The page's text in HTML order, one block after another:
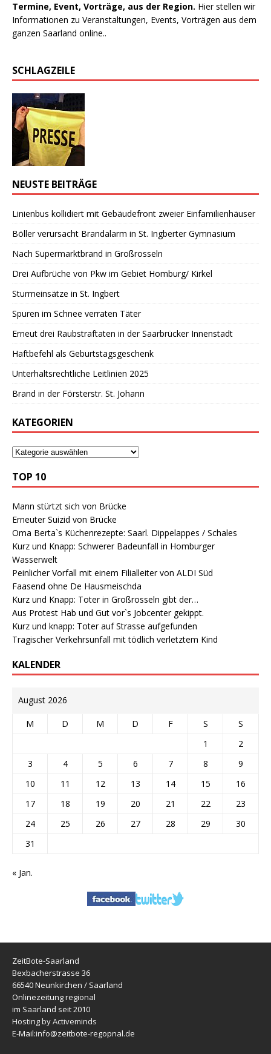
Termine, Event, Vorträge, aus der Region. Hier stellen wir
Informationen zu Veranstaltungen, Events, Vorträgen aus dem
ganzen Saarland online..
SCHLAGZEILE
NEUSTE BEITRÄGE
Linienbus kollidiert mit Gebäudefront zweier Einfamilienhäuser
Böller verursacht Brandalarm in St. Ingberter Gymnasium
Nach Supermarktbrand in Großrosseln
Drei Aufbrüche von Pkw im Gebiet Homburg/ Kirkel
Sturmeinsätze in St. Ingbert
Spuren im Schnee verraten Täter
Erneut drei Raubstraftaten in der Saarbrücker Innenstadt
Haftbefehl als Geburtstagsgeschenk
Unterhaltsrechtliche Leitlinien 2025
Brand in der Försterstr. St. Johann
KATEGORIEN
TOP 10
Mann stürtzt sich von Brücke
Erneuter Suizid von Brücke
Oma Berta`s Küchenrezepte: Saarl. Dippelappes / Schales
Kurz und Knapp: Schwerer Badeunfall in Homburger
Wasserwelt
Peinlicher Vorfall mit einem Filialleiter von ALDI Süd
Faasend ohne De Hausmeischda
Kurz und Knapp: Toter in Großrosseln gibt der…
Aus Protest Hab und Gut vor`s Jobcenter gekippt.
Kurz und knapp: Toter auf Strasse aufgefunden
Tragischer Verkehrsunfall mit tödlich verletztem Kind
KALENDER
August 2026
M D M D F S
S
1
2
3
4 5 6 7 8
9
10
11 12 13 14 15
16
17
18 19 20 21 22
23
24
25 26 27 28 29
30
31
« Jan.
ZeitBote-Saarland
Bexbacherstrasse 36
66540 Neunkirchen / Saarland
Onlinezeitung regional
im Saarland seit 2010
Hosting by Activeminds
E-Mail:info@zeitbote-regopnal.de